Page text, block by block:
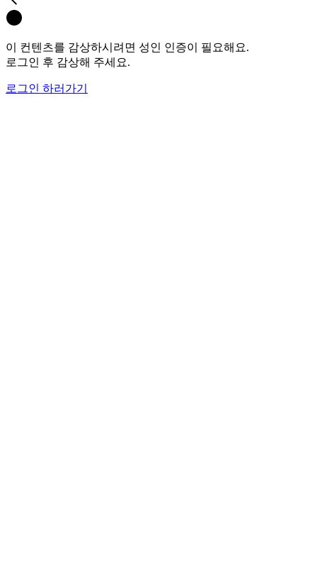
이 컨텐츠를 감상하시려면 성인 인증이 필요해요.
로그인 후 감상해 주세요.
로그인 하러가기